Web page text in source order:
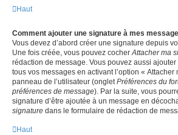
Haut
Comment ajouter une signature à mes
Vous devez d’abord créer une signature depuis
Une fois créée, vous pouvez cocherAttacher ma
rédaction de message. Vous pouvez aussi
tous vos messages en activant l’option «
panneau de l’utilisateur (ongletPréférences du
préférences de message). Par la suite, vous
signature d’être ajoutée à un message en
signature dans le formulaire de rédaction de
Haut